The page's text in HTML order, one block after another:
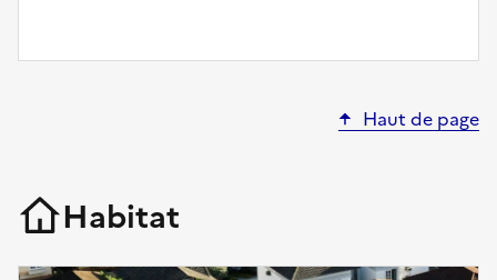
Haut de page
Habitat